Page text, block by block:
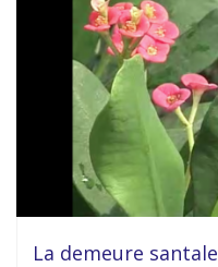
La demeure santale